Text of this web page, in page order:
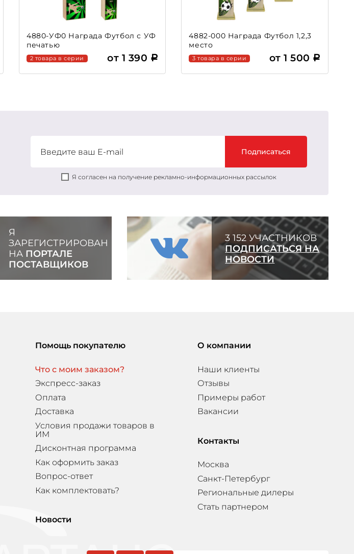
4880-УФ0 Награда Футбол с УФ
печатью
2 товара в серии от 1 390
4882-000 Награда Футбол 1,2,3
место
3 товара в серии от 1 500
Подписаться
Я согласен на получение рекламно-информационных рассылок
Я
ЗАРЕГИСТРИРОВАН
НА ПОРТАЛЕ
ПОСТАВЩИКОВ
3 152 УЧАСТНИКОВ
ПОДПИСАТЬСЯ НА
НОВОСТИ
Помощь покупателю
Что с моим заказом?
Экспресс-заказ
Оплата
Доставка
Условия продажи товаров в
ИМ
Дисконтная программа
Как оформить заказ
Вопрос-ответ
Как комплектовать?
Новости
О компании
Наши клиенты
Отзывы
Примеры работ
Вакансии
Контакты
Москва
Санкт-Петербург
Региональные дилеры
Стать партнером